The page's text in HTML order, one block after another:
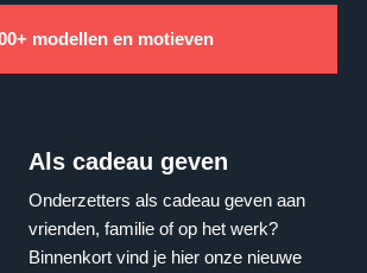
modellen en motieven
Als cadeau geven
Onderzetters als cadeau geven aan
vrienden, familie of op het werk?
Binnenkort vind je hier onze nieuwe